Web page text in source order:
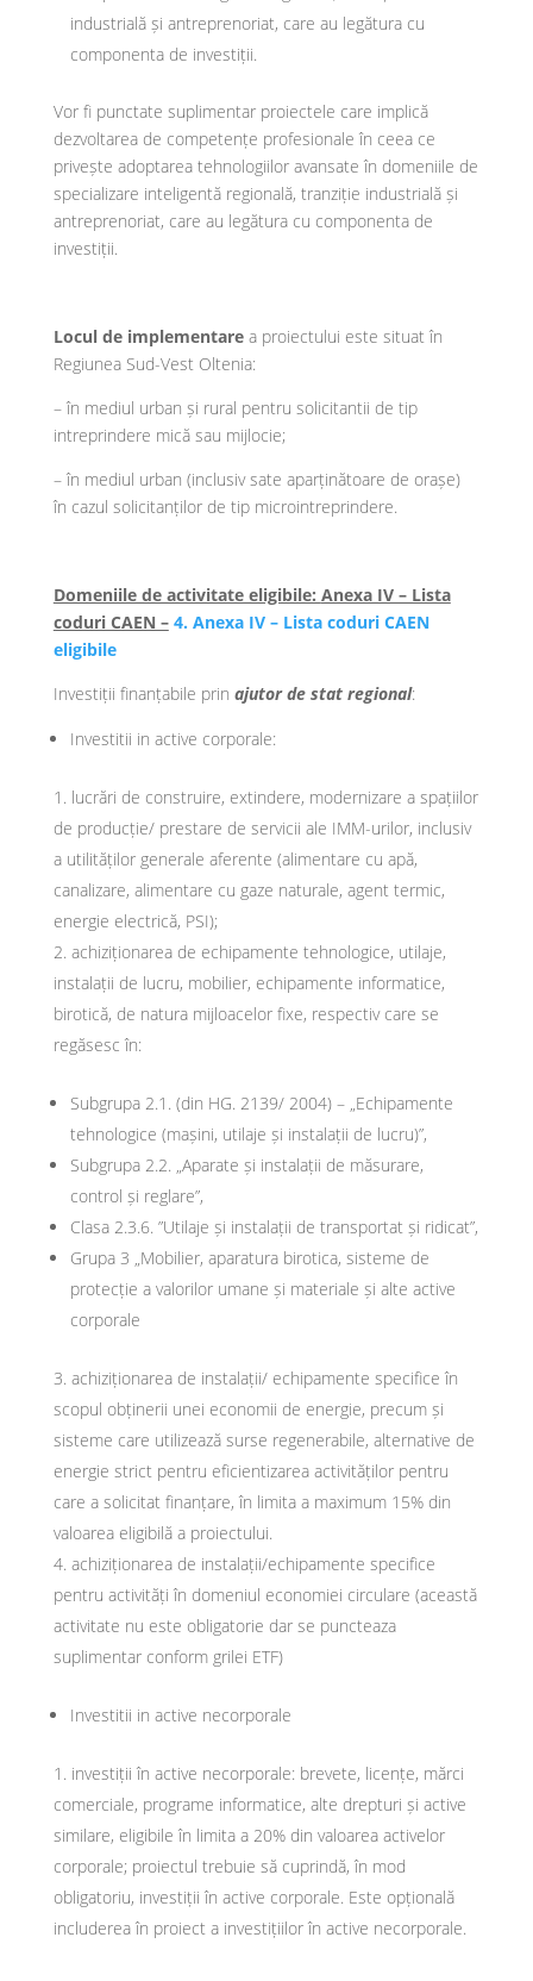
industrială și antreprenoriat, care au legătura cu
componenta de investiții.
Vor fi punctate suplimentar proiectele care implică
dezvoltarea de competențe profesionale în ceea ce
privește adoptarea tehnologiilor avansate în domeniile de
specializare inteligentă regională, tranziție industrială și
antreprenoriat, care au legătura cu componenta de
investiții.
Locul de implementarea proiectului este situat în
Regiunea Sud-Vest Oltenia:
– în mediul urban și rural pentru solicitantii de tip
intreprindere mică sau mijlocie;
– în mediul urban (inclusiv sate aparținătoare de orașe)
în cazul solicitanților de tip microintreprindere.
Domeniile de activitate eligibile: Anexa IV – Lista
coduri CAEN – 4. Anexa IV – Lista coduri CAEN
eligibile
Investiții finanțabile prin ajutor de stat regional:
Investitii in active corporale:
lucrări de construire, extindere, modernizare a spațiilor
de producție/ prestare de servicii ale IMM-urilor, inclusiv
a utilităților generale aferente (alimentare cu apă,
canalizare, alimentare cu gaze naturale, agent termic,
energie electrică, PSI);
achiziționarea de echipamente tehnologice, utilaje,
instalații de lucru, mobilier, echipamente informatice,
birotică, de natura mijloacelor fixe, respectiv care se
regăsesc în:
Subgrupa 2.1. (din HG. 2139/ 2004) – „Echipamente
tehnologice (mașini, utilaje și instalații de lucru)”,
Subgrupa 2.2. „Aparate și instalații de măsurare,
control și reglare”,
Clasa 2.3.6. ”Utilaje și instalații de transportat și ridicat”,
Grupa 3 „Mobilier, aparatura birotica, sisteme de
protecție a valorilor umane și materiale și alte active
corporale
achiziționarea de instalații/ echipamente specifice în
scopul obținerii unei economii de energie, precum și
sisteme care utilizează surse regenerabile, alternative de
energie strict pentru eficientizarea activităților pentru
care a solicitat finanțare, în limita a maximum 15% din
valoarea eligibilă a proiectului.
achiziționarea de instalații/echipamente specifice
pentru activități în domeniul economiei circulare (această
activitate nu este obligatorie dar se puncteaza
suplimentar conform grilei ETF)
Investitii in active necorporale
investiții în active necorporale: brevete, licențe, mărci
comerciale, programe informatice, alte drepturi și active
similare, eligibile în limita a 20% din valoarea activelor
corporale; proiectul trebuie să cuprindă, în mod
obligatoriu, investiții în active corporale. Este opțională
includerea în proiect a investițiilor în active necorporale.